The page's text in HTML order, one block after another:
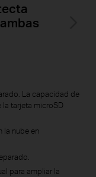
La capacidad de
tarjeta microSD
la nube en
para ampliar la